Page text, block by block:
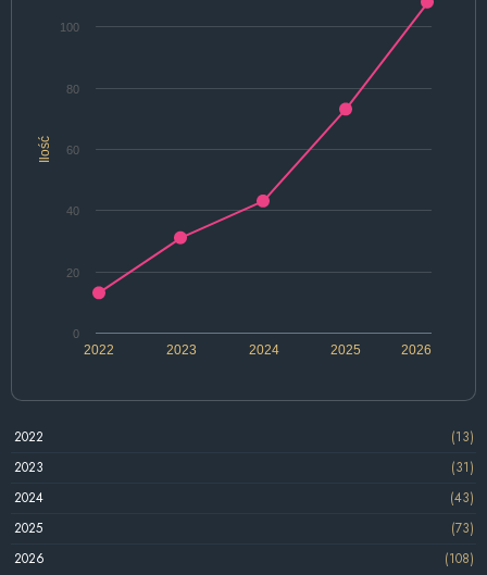
Ilość
2022 2024 2026
2023 2025
0
20
40
60
80
100
2022
(13)
2023
(31)
2024
(43)
2025
(73)
2026
(108)